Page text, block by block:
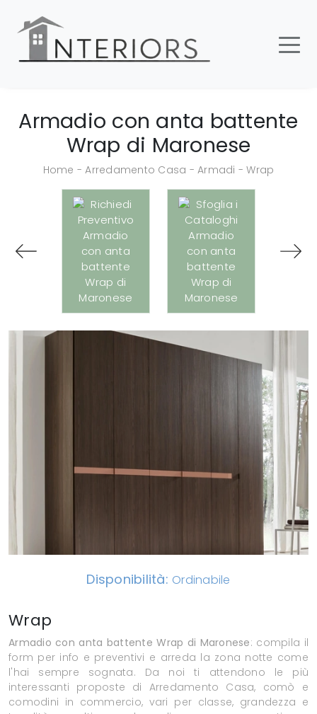
Armadio con anta battente
Wrap di Maronese
Home -Arredamento Casa -Armadi -Wrap
Disponibilità: Ordinabile
Wrap
Armadio con anta battente Wrap di Maronese: compila il
form per info e preventivi e arreda la zona notte come
l'hai sempre sognata. Da noi ti attendono le più
interessanti proposte di Arredamento Casa, comò e
comodini in commercio, vari per classe, grandezza e